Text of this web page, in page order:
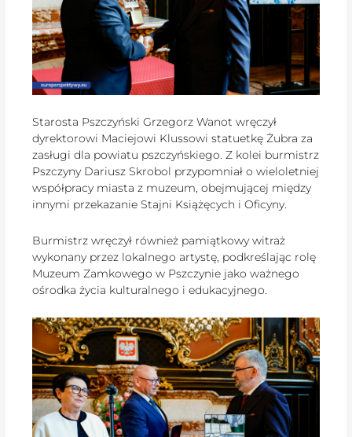
Starosta Pszczyński Grzegorz Wanot wręczył
dyrektorowi Maciejowi Klussowi statuetkę Żubra za
zasługi dla powiatu pszczyńskiego. Z kolei burmistrz
Pszczyny Dariusz Skrobol przypomniał o wieloletniej
współpracy miasta z muzeum, obejmującej między
innymi przekazanie Stajni Książęcych i Oficyny.
Burmistrz wręczył również pamiątkowy witraż
wykonany przez lokalnego artystę, podkreślając rolę
Muzeum Zamkowego w Pszczynie jako ważnego
ośrodka życia kulturalnego i edukacyjnego.